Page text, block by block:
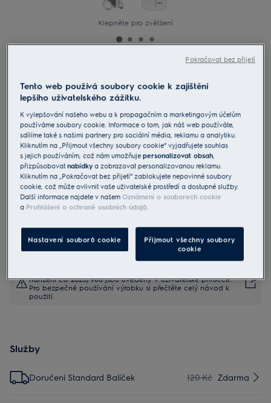
Klepněte pro zvětšení
Tyčový mixér Create 3
4.8 (46)
Benefity
Technologie TruFlow® pro skvělé mixování. Udělejte si každý den
radost díky snadným a lahodným receptům.
S technologií TruFlow® získáte z potravin chutné a dokonale
promixované směsi.
Výkonný motor umožňuje přípravu rozmanitých, zdravých a chutných
směsí.
nařízení EU 2023/988 jsou uvedeny v uživatelské příručce.
Pro bezpečné používání výrobku si přečtěte celý návod k
použití.
Služby
Doručení Standard Balíček 120 Kč Zdarma
Tento web používá soubory cookie k zajištění
lepšího uživatelského zážitku.
K vylepšování našeho webu a k propagačním a marketingovým účelům
používáme soubory cookie. Informace o tom, jak náš web používáte,
sdílíme také s našimi partnery pro sociální média, reklamu a analytiku.
Kliknutím na „Přijmout všechny soubory cookie“ vyjadřujete souhlas
s jejich používáním, což nám umožňujepersonalizovat obsah,
přizpůsobovatnabídky a zobrazovat personalizovanou reklamu.
Kliknutím na „Pokračovat bez přijetí“ zablokujete nepovinné soubory
cookie, což může ovlivnit vaše uživatelské prostředí a dostupné služby.
Další informace najdete v našemOznámení o souborech cookie
a Prohlášení o ochraně osobních údajů.
Nastavení souborů cookie
Přijmout všechny soubory
cookie
Pokračovat bez přijetí